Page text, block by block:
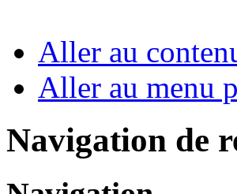
Aller au
Aller au menu
Navigation de